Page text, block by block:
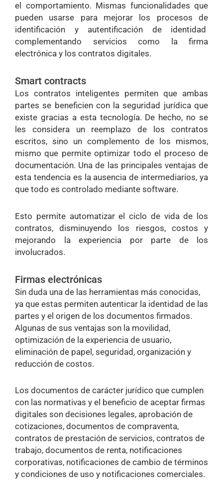
el comportamiento. Mismas funcionalidades que
pueden usarse para mejorar los procesos de
identificación y autentificación de identidad
complementando servicios como la firma
electrónica y los contratos digitales.
Smart contracts
Los contratos inteligentes permiten que ambas
partes se beneficien con la seguridad jurídica que
existe gracias a esta tecnología. De hecho, no se
les considera un reemplazo de los contratos
escritos, sino un complemento de los mismos,
mismo que permite optimizar todo el proceso de
documentación. Una de las principales ventajas de
esta tendencia es la ausencia de intermediarios, ya
que todo es controlado mediante software.
Esto permite automatizar el ciclo de vida de los
contratos, disminuyendo los riesgos, costos y
mejorando la experiencia por parte de los
involucrados.
Firmas electrónicas
Sin duda una de las herramientas más conocidas,
ya que estas permiten autenticar la identidad de las
partes y el origen de los documentos firmados.
Algunas de sus ventajas son la movilidad,
optimización de la experiencia de usuario,
eliminación de papel, seguridad, organización y
reducción de costos.
Los documentos de carácter jurídico que cumplen
con las normativas y el beneficio de aceptar firmas
digitales son decisiones legales, aprobación de
cotizaciones, documentos de compraventa,
contratos de prestación de servicios, contratos de
trabajo, documentos de renta, notificaciones
corporativas, notificaciones de cambio de términos
y condiciones de uso y notificaciones comerciales.